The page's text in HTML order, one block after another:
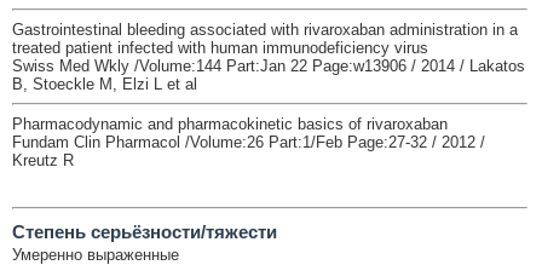
Gastrointestinal bleeding associated with rivaroxaban administration in a
treated patient infected with human immunodeficiency virus
Swiss Med Wkly /Volume:144 Part:Jan 22 Page:w13906 / 2014 / Lakatos
B, Stoeckle M, Elzi L et al
Pharmacodynamic and pharmacokinetic basics of rivaroxaban
Fundam Clin Pharmacol /Volume:26 Part:1/Feb Page:27-32 / 2012 /
Kreutz R
Cтепень серьёзности/тяжести
Умеренно выраженные